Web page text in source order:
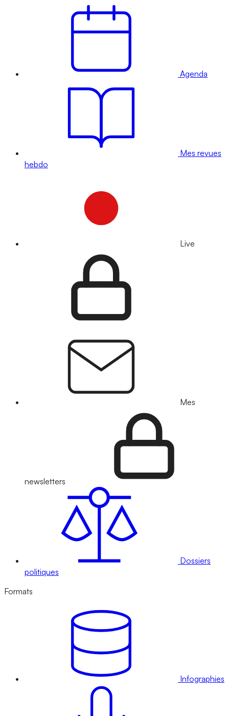
Agenda
Mes revues
hebdo
Live
Mes
newsletters
Dossiers
politiques
Formats
Infographies